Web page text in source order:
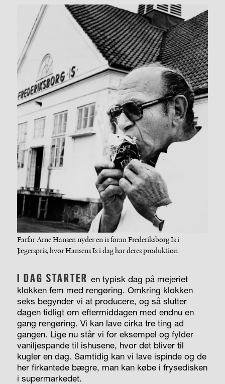
Farfar Arne Hansen nyder en is foran Frederiksborg Is i
Jægerspris, hvor Hansens Is i dag har deres ­produktion.
I DAG STARTER en typisk dag på mejeriet
klokken fem med rengøring. Omkring klokken
seks begynder vi at producere, og så slutter
dagen tidligt om eftermiddagen med endnu en
gang rengøring. Vi kan lave cirka tre ting ad
gangen. Lige nu står vi for eksempel og fylder
vaniljespande til ishusene, hvor det bliver til
kugler en dag. Samtidig kan vi lave ispinde og de
her firkantede bægre, man kan købe i frysedisken
i supermarkedet.